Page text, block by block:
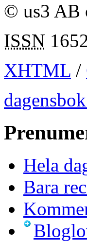
© us3 AB
ISSN
XHTML /
Hela
Bara